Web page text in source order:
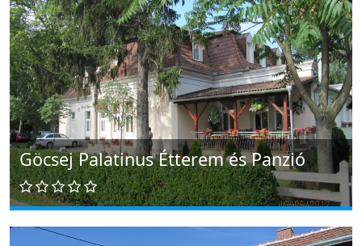
Göcsej Palatinus Étterem és Panzió